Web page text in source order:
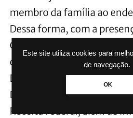
Este site utiliza cookies para
de navegação.
OK
membro da família ao
Dessa forma, com a
CPFs, será mais fácil
coincida com os dados
Dataprev para validar o
Dataprev utiliza o cadastro
Receita Federal, além de